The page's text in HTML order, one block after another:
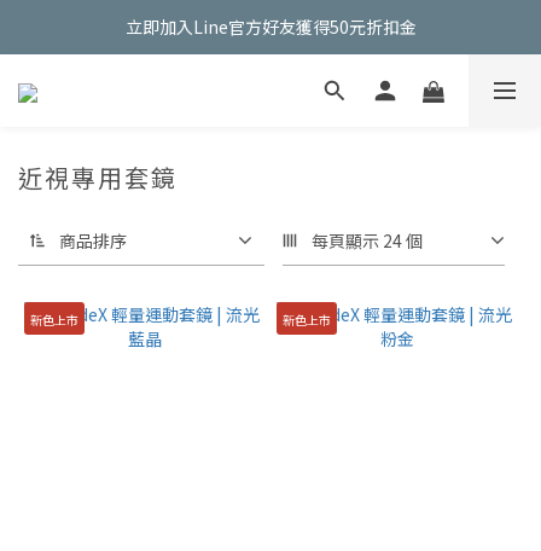
立即加入Line官方好友獲得50元折扣金
立即加入Line官方好友獲得50元折扣金
新加入會員輸入【EYEGLAD50】即可享50元購物金
近視專用套鏡
商品排序 每頁顯示 24 個
新色上市 新色上市